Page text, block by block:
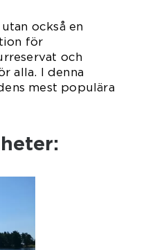
också en
för
och
alla. I denna
mest populära